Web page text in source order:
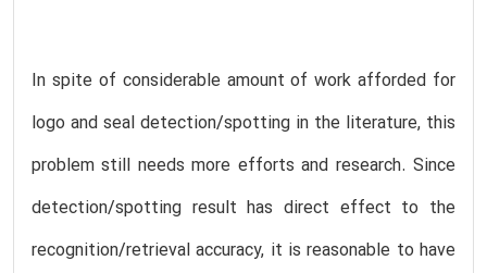
In spite of considerable amount of work afforded for
logo and seal detection/spotting in the literature, this
problem still needs more efforts and research. Since
detection/spotting result has direct effect to the
recognition/retrieval accuracy, it is reasonable to have